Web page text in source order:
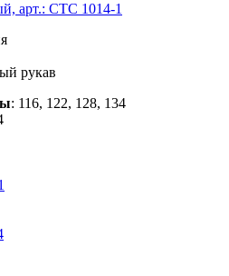
арт.: CTC 1014-1
рукав
: 116, 122, 128, 134